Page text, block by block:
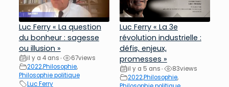
Luc Ferry « La question
du bonheur : sagesse
ou illusion »
il y a 4 ans • 67views
2022,Philosophie,
Philosophie politique
Luc Ferry
Luc Ferry « La 3e
révolution industrielle :
défis, enjeux,
promesses »
il y a 5 ans • 83views
2022,Philosophie,